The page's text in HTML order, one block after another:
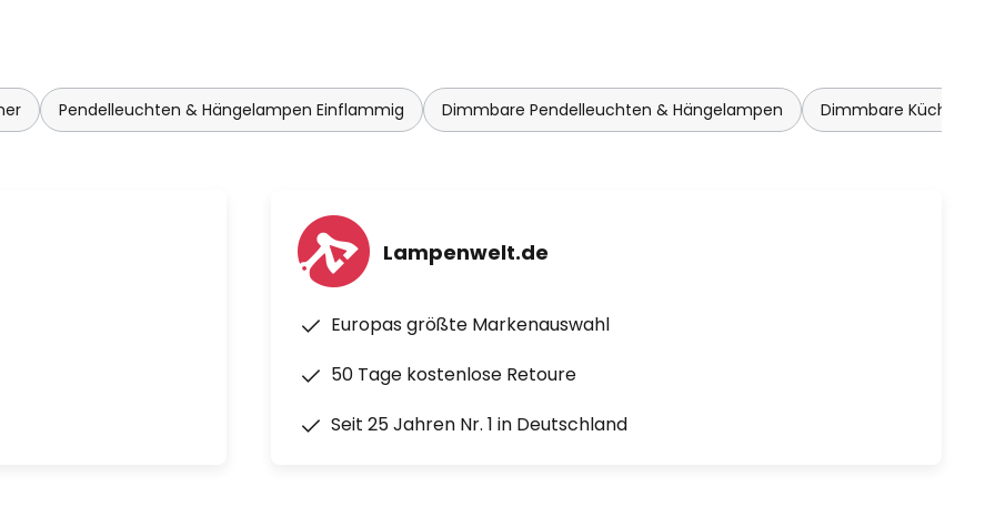
Pendelleuchten & Hängelampen Einflammig Dimmbare Pendelleuchten & Hängelampen Dimmbare
Lampenwelt.de
Europas größte Markenauswahl
50 Tage kostenlose Retoure
Seit 25 Jahren Nr. 1 in Deutschland